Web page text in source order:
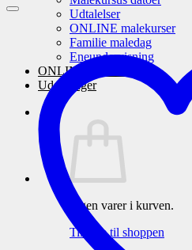
Udtalelser
ONLINE malekurser
Familie maledag
Eneundervisning
ONLINE maleskole
Udstillinger
Ingen varer i kurven.
Tilbage til shoppen